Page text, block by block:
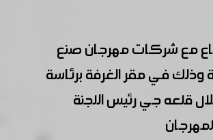
مع شركات مهرجان صنع
في مقر الغرفة برئاسة
قلعه جي رئيس اللجنة